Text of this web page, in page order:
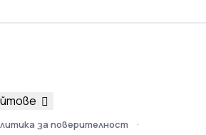
за поверителност